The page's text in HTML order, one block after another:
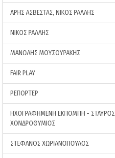
ΑΡΗΣ ΑΣΒΕΣΤΑΣ, ΝΙΚΟΣ ΡΑΛΛΗΣ
ΝΙΚΟΣ ΡΑΛΛΗΣ
ΜΑΝΩΛΗΣ ΜΟΥΣΟΥΡΑΚΗΣ
FAIR PLAY
ΡΕΠΟΡΤΕΡ
ΗΧΟΓΡΑΦΗΜΕΝΗ ΕΚΠΟΜΠΗ - ΣΤΑΥΡΟΣ
ΧΟΝΔΡΟΘΥΜΙΟΣ
ΣΤΕΦΑΝΟΣ ΧΩΡΙΑΝΟΠΟΥΛΟΣ